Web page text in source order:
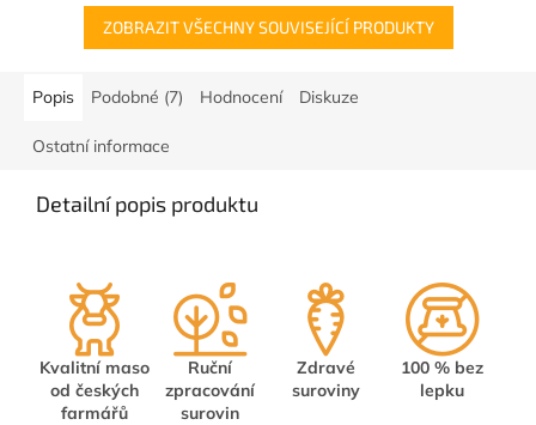
ZOBRAZIT VŠECHNY SOUVISEJÍCÍ PRODUKTY
Popis Podobné (7) Hodnocení Diskuze
Ostatní informace
Detailní popis produktu
Kvalitní maso
od českých
farmářů
Ruční
zpracování
surovin
Zdravé
suroviny
100 % bez
lepku